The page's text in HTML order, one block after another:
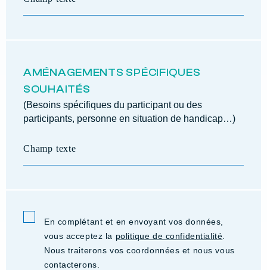
AMÉNAGEMENTS SPÉCIFIQUES
SOUHAITÉS
(Besoins spécifiques du participant ou des
participants, personne en situation de handicap…)
En complétant et en envoyant vos données,
vous acceptez la politique de confidentialité
Nous traiterons vos coordonnées et nous vous
contacterons.